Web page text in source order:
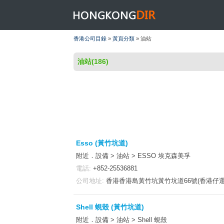
HONGKONGDIR
香港公司目錄 » 黃頁分類 » 油站
油站(186)
Esso (黃竹坑道)
附近．設備 > 油站 > ESSO 埃克森美孚
電話: +852-25536881
公司地址: 香港香港島黃竹坑黃竹坑道66號(香港仔
Shell 蜆殼 (黃竹坑道)
附近．設備 > 油站 > Shell 蜆殼